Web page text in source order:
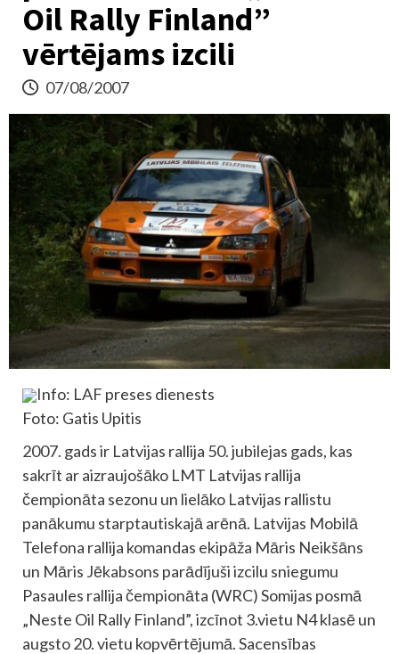
Oil Rally Finland”
vērtējams izcili
07/08/2007
Info: LAF preses dienests
Foto: Gatis Upitis
2007. gads ir Latvijas rallija 50. jubilejas gads, kas
sakrīt ar aizraujošāko LMT Latvijas rallija
čempionāta sezonu un lielāko Latvijas rallistu
panākumu starptautiskajā arēnā. Latvijas Mobilā
Telefona rallija komandas ekipāža Māris Neikšāns
un Māris Jēkabsons parādījuši izcilu sniegumu
Pasaules rallija čempionāta (WRC) Somijas posmā
„Neste Oil Rally Finland”, izcīnot 3.vietu N4 klasē un
augsto 20. vietu kopvērtējumā. Sacensības